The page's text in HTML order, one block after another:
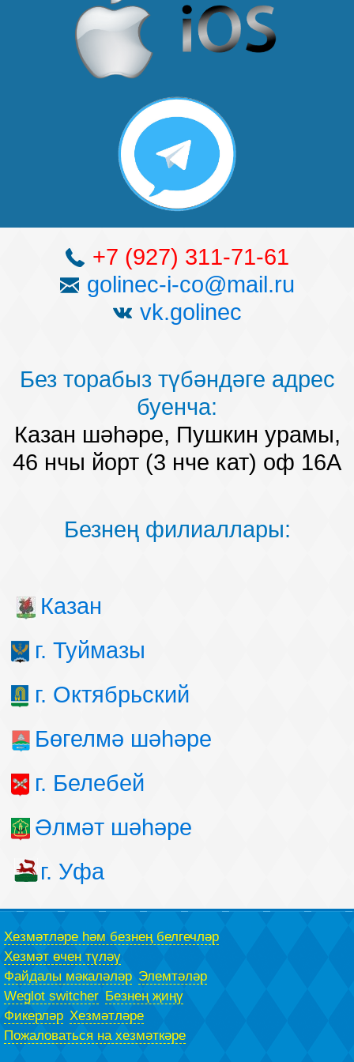
Безнең җиңү
Видео турында безне
+7 (927) 311-71-61
golinec-i-co@mail.ru
vk.golinec
Без торабыз түбәндәге адрес
буенча:
Казан шәһәре, Пушкин урамы,
46 нчы йорт (3 нче кат) оф 16А
Безнең филиаллары:
Казан
г. Туймазы
г. Октябрьский
Бөгелмә шәһәре
г. Белебей
Әлмәт шәһәре
г. Уфа
Хезмәтләре һәм безнең белгечләр
Хезмәт өчен түләү
Файдалы мәкаләләр Элемтәләр
Weglot switcher Безнең җиңү
Фикерләр Хезмәтләре
Пожаловаться на хезмәткәре